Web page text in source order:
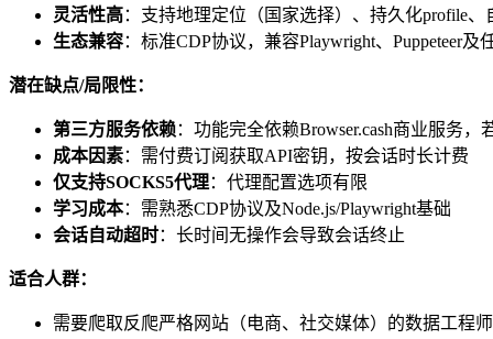
灵活性高：支持地理定位（国家选择）、持久化profile、
生态兼容：标准CDP协议，兼容Playwright、Puppeteer及
潜在缺点/局限性：
第三方服务依赖：功能完全依赖Browser.cash商业服务
成本因素：需付费订阅获取API密钥，按会话时长计费
仅支持SOCKS5代理：代理配置选项有限
学习成本：需熟悉CDP协议及Node.js/Playwright基础
会话自动超时：长时间无操作会导致会话终止
适合人群：
需要爬取反爬严格网站（电商、社交媒体）的数据工程师